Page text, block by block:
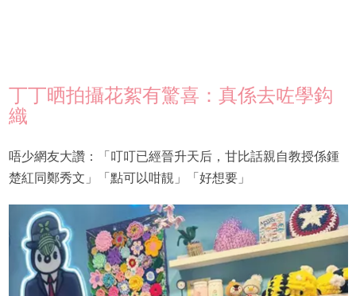
丁丁晒拍攝花絮有驚喜：真係去咗學鈎
織
唔少網友大讚：「叮叮已經晉升天后，甘比話親自教授係鍾
楚紅同鄭秀文」「點可以咁靚」「好想要」